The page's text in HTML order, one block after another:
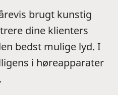
brugt kunstig
dine klienters
bedst mulige lyd. I
i høreapparater